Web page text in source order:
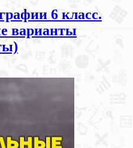
6 класс.
варианты